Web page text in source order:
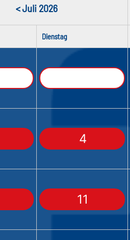
< Juli 2026
Dienstag
4
11